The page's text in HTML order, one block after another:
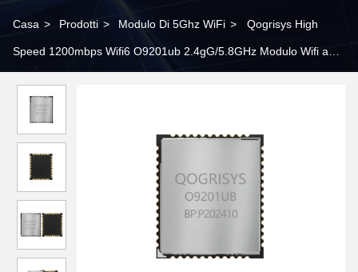
Casa > Prodotti > Modulo Di 5Ghz WiFi > Qogrisys High
Speed 1200mbps Wifi6 O9201ub 2.4gG/5.8GHz Modulo Wifi a